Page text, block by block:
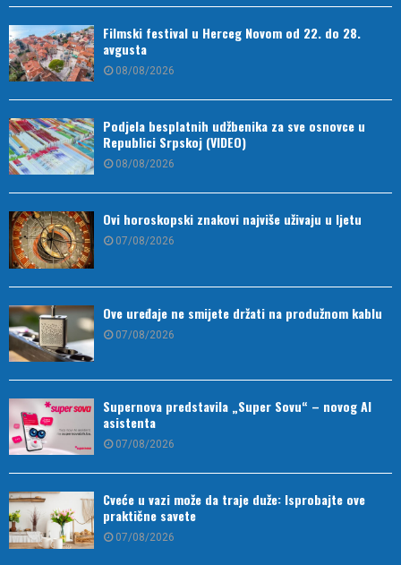
Filmski festival u Herceg Novom od 22. do 28.
avgusta
08/08/2026
Podjela besplatnih udžbenika za sve osnovce u
Republici Srpskoj (VIDEO)
08/08/2026
Ovi horoskopski znakovi najviše uživaju u ljetu
07/08/2026
Ove uređaje ne smijete držati na produžnom kablu
07/08/2026
Supernova predstavila „Super Sovu“ – novog AI
asistenta
07/08/2026
Cveće u vazi može da traje duže: Isprobajte ove
praktične savete
07/08/2026